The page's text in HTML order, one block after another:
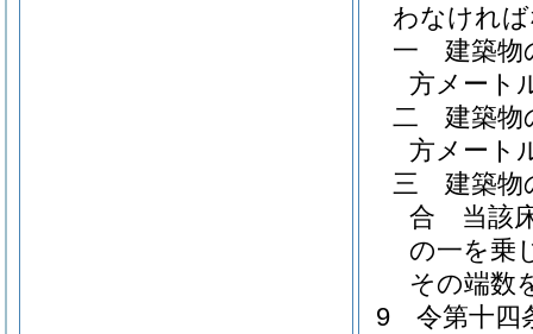
わなけれ
一
建築物
方メート
二
建築物
方メート
三
建築物
合 当該
の一を乗
その端数
9
令第十四